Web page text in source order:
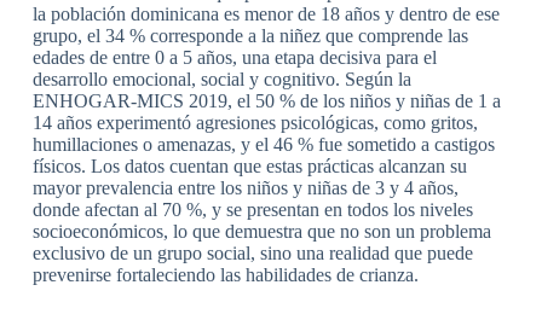
la población dominicana es menor de 18 años y dentro de ese
grupo, el 34 % corresponde a la niñez que comprende las
edades de entre 0 a 5 años, una etapa decisiva para el
desarrollo emocional, social y cognitivo. Según la
ENHOGAR-MICS 2019, el 50 % de los niños y niñas de 1 a
14 años experimentó agresiones psicológicas, como gritos,
humillaciones o amenazas, y el 46 % fue sometido a castigos
físicos. Los datos cuentan que estas prácticas alcanzan su
mayor prevalencia entre los niños y niñas de 3 y 4 años,
donde afectan al 70 %, y se presentan en todos los niveles
socioeconómicos, lo que demuestra que no son un problema
exclusivo de un grupo social, sino una realidad que puede
prevenirse fortaleciendo las habilidades de crianza.